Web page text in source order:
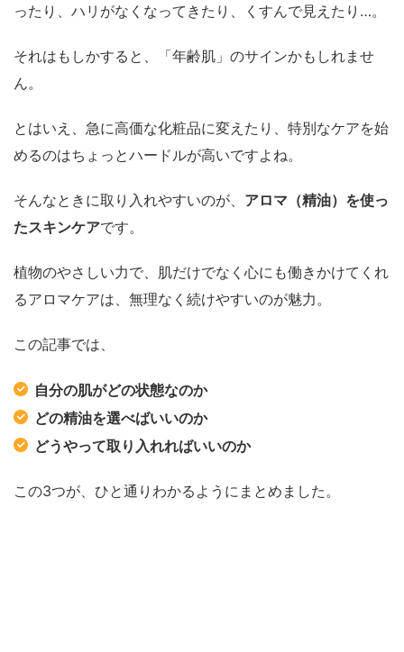
ったり、ハリがなくなってきたり、くすんで見えたり…。
それはもしかすると、「年齢肌」のサインかもしれませ
ん。
とはいえ、急に高価な化粧品に変えたり、特別なケアを始
めるのはちょっとハードルが高いですよね。
そんなときに取り入れやすいのが、 アロマ（精油）を使っ
たスキンケアです。
植物のやさしい力で、肌だけでなく心にも働きかけてくれ
るアロマケアは、無理なく続けやすいのが魅力。
この記事では、
自分の肌がどの状態なのか
どの精油を選べばいいのか
どうやって取り入れればいいのか
この3つが、ひと通りわかるようにまとめました。